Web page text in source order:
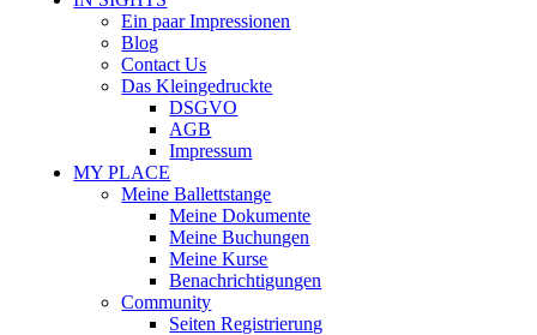
Ein paar Impressionen
Blog
Contact Us
Das Kleingedruckte
DSGVO
AGB
Impressum
MY PLACE
Meine Ballettstange
Meine Dokumente
Meine Buchungen
Meine Kurse
Benachrichtigungen
Community
Seiten Registrierung